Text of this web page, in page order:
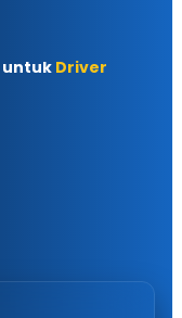
untuk Driver